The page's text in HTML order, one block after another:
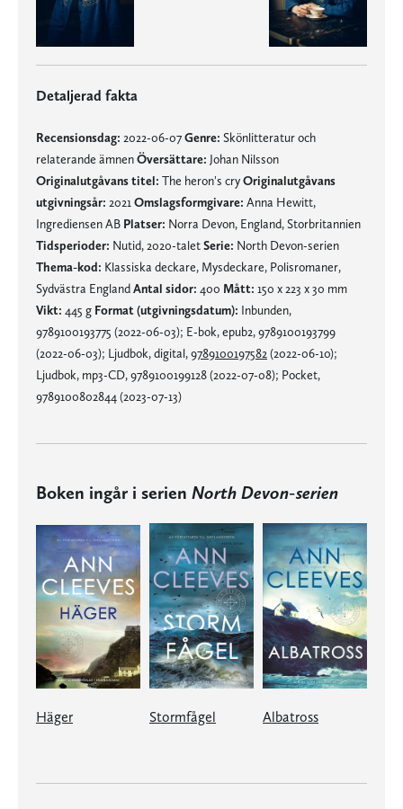
Detaljerad fakta
Recensionsdag: 2022-06-07Genre: Skönlitteratur och
relaterande ämnenÖversättare: Johan Nilsson
Originalutgåvans titel: The heron's cryOriginalutgåvans
utgivningsår: 2021 Omslagsformgivare: Anna Hewitt,
Ingrediensen AB Platser: Norra Devon, England, Storbritannien
Tidsperioder: Nutid, 2020-taletSerie: North Devon-serien
Thema-kod: Klassiska deckare, Mysdeckare, Polisromaner,
Sydvästra EnglandAntal sidor: 400 Mått: 150 x 223 x 30 mm
Vikt: 445 g Format (utgivningsdatum): Inbunden,
9789100193775 (2022-06-03); E-bok, epub2, 9789100193799
(2022-06-03); Ljudbok, digital,9789100197582 (2022-06-10);
Ljudbok, mp3-CD, 9789100199128 (2022-07-08); Pocket,
9789100802844 (2023-07-13)
Boken ingår i serien North Devon-serien
Häger Stormfågel Albatross